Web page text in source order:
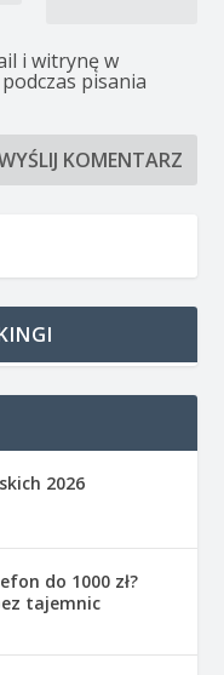
i witrynę w
pisania
2026
do 1000 zł?
tajemnic